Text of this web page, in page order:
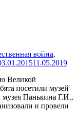
война,
11.05.2019
Великой
посетили музей
Панькина Г.И.,
и провели